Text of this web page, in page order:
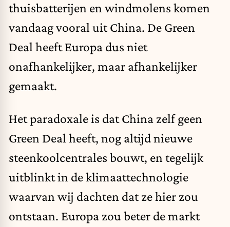
thuisbatterijen en windmolens komen
vandaag vooral uit China. De Green
Deal heeft Europa dus niet
onafhankelijker, maar afhankelijker
gemaakt.
Het paradoxale is dat China zelf geen
Green Deal heeft, nog altijd nieuwe
steenkoolcentrales bouwt, en tegelijk
uitblinkt in de klimaattechnologie
waarvan wij dachten dat ze hier zou
ontstaan. Europa zou beter de markt